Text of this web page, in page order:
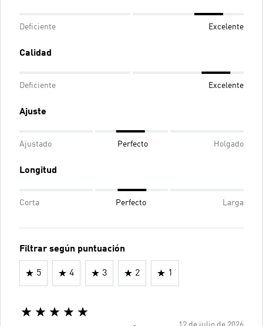
Deficiente Excelente
Calidad
Deficiente Excelente
Ajuste
Ajustado Perfecto Holgado
Longitud
Corta Perfecto Larga
Filtrar según puntuación
5 4 3 2 1